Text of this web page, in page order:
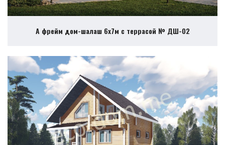
А фрейм дом-шалаш 6х7м с террасой № ДШ-02